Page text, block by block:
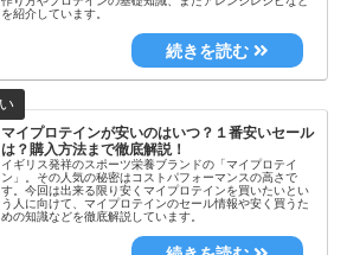
を紹介しています。
マイプロテインが安いのはいつ？１番安いセール
は？購入方法まで徹底解説！
イギリス発祥のスポーツ栄養ブランドの「マイプロテイ
ン」。その人気の秘密はコストパフォーマンスの高さで
す。今回は出来る限り安くマイプロテインを買いたいとい
う人に向けて、マイプロテインのセール情報や安く買うた
めの知識などを徹底解説しています。